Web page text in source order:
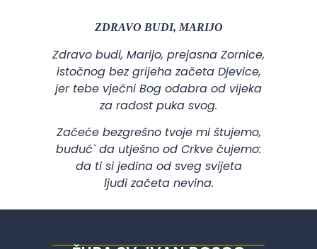
ZDRAVO BUDI, MARIJO
Zdravo budi, Marijo, prejasna Zornice,
istočnog bez grijeha začeta Djevice,
jer tebe vječni Bog odabra od vijeka
za radost puka svog.
Začeće bezgrešno tvoje mi štujemo,
buduć` da utješno od Crkve čujemo:
da ti si jedina od sveg svijeta
ljudi začeta nevina.